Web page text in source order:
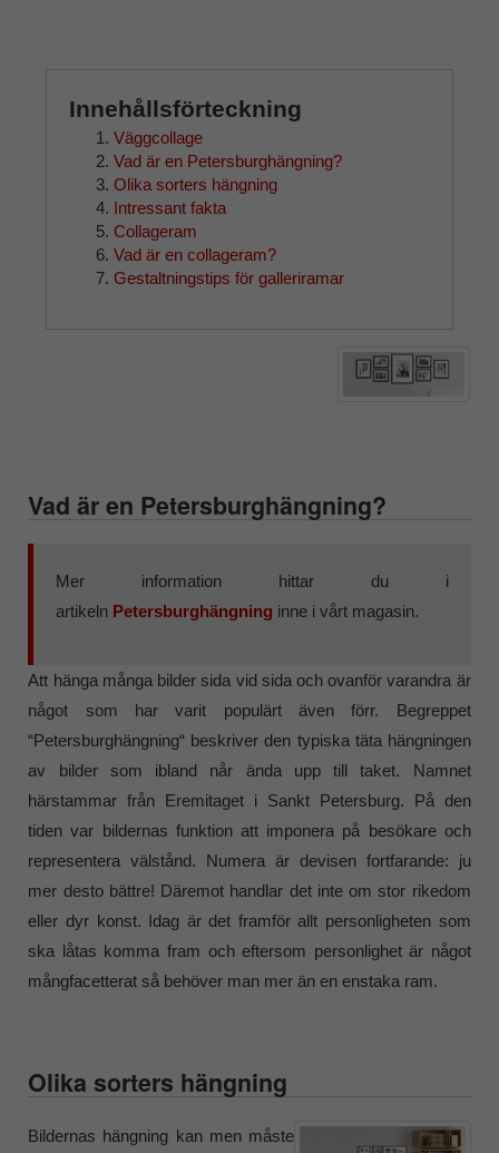
Innehållsförteckning
Väggcollage
Vad är en Petersburghängning?
Olika sorters hängning
Intressant fakta
Collageram
Vad är en collageram?
Gestaltningstips för galleriramar
Vad är en Petersburghängning?
Mer information hittar du i
artikeln Petersburghängning inne i vårt magasin.
Att hänga många bilder sida vid sida och ovanför varandra är
något som har varit populärt även förr. Begreppet
“Petersburghängning“ beskriver den typiska täta hängningen
av bilder som ibland når ända upp till taket. Namnet
härstammar från Eremitaget i Sankt Petersburg. På den
tiden var bildernas funktion att imponera på besökare och
representera välstånd. Numera är devisen fortfarande: ju
mer desto bättre! Däremot handlar det inte om stor rikedom
eller dyr konst. Idag är det framför allt personligheten som
ska låtas komma fram och eftersom personlighet är något
mångfacetterat så behöver man mer än en enstaka ram.
Olika sorters hängning
Bildernas hängning kan men måste